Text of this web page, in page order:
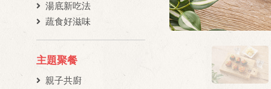
湯底新吃法
蔬食好滋味
主題聚餐
親子共廚